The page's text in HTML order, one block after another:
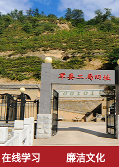
在线学习 廉洁文化